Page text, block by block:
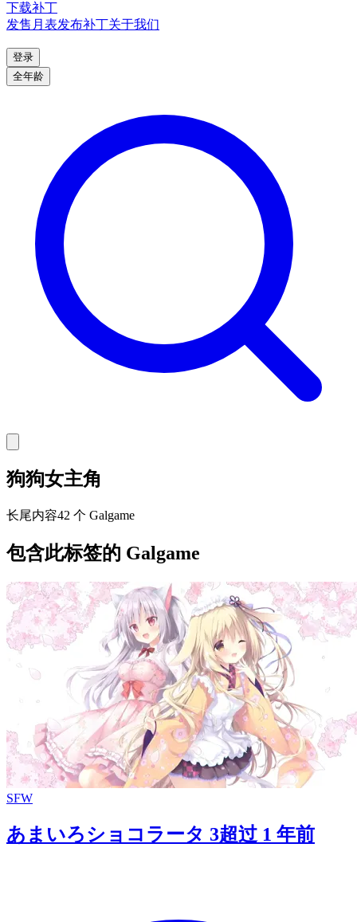
下载补丁
发售月表发布补丁关于我们
登录
全年龄
狗狗女主角
长尾内容42 个 Galgame
包含此标签的 Galgame
SFW
あまいろショコラータ 3超过 1 年前